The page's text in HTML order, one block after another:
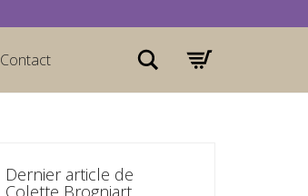
Contact Rechercher
Dernier article de
Colette Brogniart